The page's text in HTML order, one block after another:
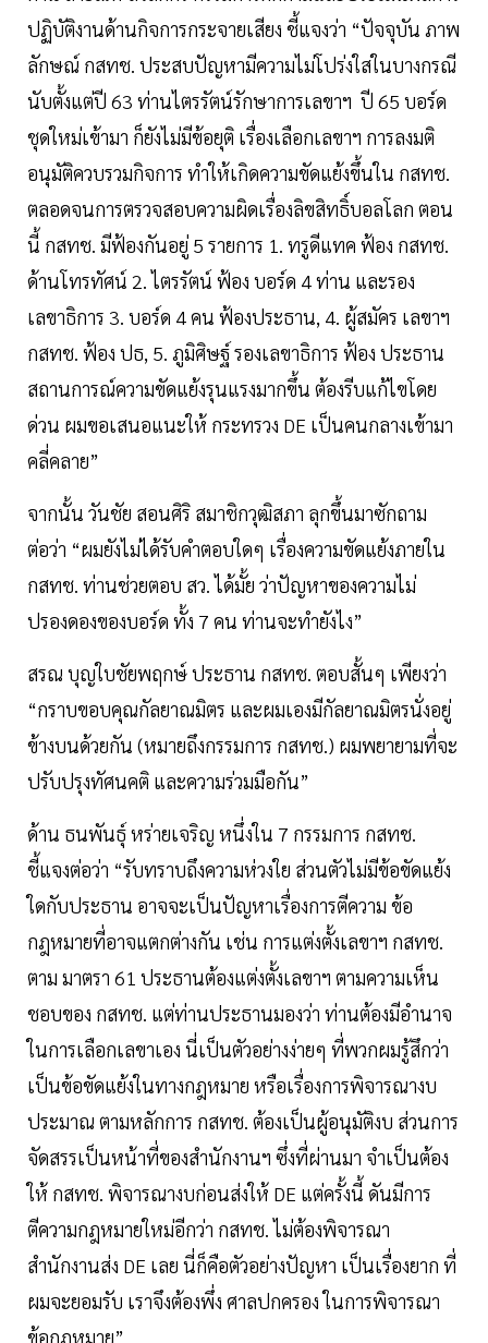
ปฏิบัติงานด้านกิจการกระจายเสียง ชี้แจงว่า “ปัจจุบัน ภาพ
ลักษณ์ กสทช. ประสบปัญหามีความไม่โปร่งใสในบางกรณี
นับตั้งแต่ปี 63 ท่านไตรรัตน์รักษาการเลขาฯ ปี 65 บอร์ด
ชุดใหม่เข้ามา ก็ยังไม่มีข้อยุติ เรื่องเลือกเลขาฯ การลงมติ
อนุมัติควบรวมกิจการ ทำให้เกิดความขัดแย้งขึ้นใน กสทช.
ตลอดจนการตรวจสอบความผิดเรื่องลิขสิทธิ์บอลโลก ตอน
นี้ กสทช. มีฟ้องกันอยู่ 5 รายการ 1. ทรูดีแทค ฟ้อง กสทช.
ด้านโทรทัศน์ 2. ไตรรัตน์ ฟ้อง บอร์ด 4 ท่าน และรอง
เลขาธิการ 3. บอร์ด 4 คน ฟ้องประธาน, 4. ผู้สมัคร เลขาฯ
กสทช. ฟ้อง ปธ, 5. ภูมิศิษฐ์ รองเลขาธิการ ฟ้อง ประธาน
สถานการณ์ความขัดแย้งรุนแรงมากขึ้น ต้องรีบแก้ไขโดย
ด่วน ผมขอเสนอแนะให้ กระทรวง DE เป็นคนกลางเข้ามา
คลี่คลาย”
จากนั้น วันชัย สอนศิริ สมาชิกวุฒิสภา ลุกขึ้นมาซักถาม
ต่อว่า “ผมยังไม่ได้รับคำตอบใดๆ เรื่องความขัดแย้งภายใน
กสทช. ท่านช่วยตอบ สว. ได้มั้ย ว่าปัญหาของความไม่
ปรองดองของบอร์ด ทั้ง 7 คน ท่านจะทำยังไง”
สรณ บุญใบชัยพฤกษ์ ประธาน กสทช. ตอบสั้นๆ เพียงว่า
“กราบขอบคุณกัลยาณมิตร และผมเองมีกัลยาณมิตรนั่งอยู่
ข้างบนด้วยกัน (หมายถึงกรรมการ กสทช.) ผมพยายามที่จะ
ปรับปรุงทัศนคติ และความร่วมมือกัน”
ด้าน ธนพันธุ์ หร่ายเจริญ หนึ่งใน 7 กรรมการ กสทช.
ชี้แจงต่อว่า “รับทราบถึงความห่วงใย ส่วนตัวไม่มีข้อขัดแย้ง
ใดกับประธาน อาจจะเป็นปัญหาเรื่องการตีความ ข้อ
กฎหมายที่อาจแตกต่างกัน เช่น การแต่งตั้งเลขาฯ กสทช.
ตาม มาตรา 61 ประธานต้องแต่งตั้งเลขาฯ ตามความเห็น
ชอบของ กสทช. แต่ท่านประธานมองว่า ท่านต้องมีอำนาจ
ในการเลือกเลขาเอง นี่เป็นตัวอย่างง่ายๆ ที่พวกผมรู้สึกว่า
เป็นข้อขัดแย้งในทางกฎหมาย หรือเรื่องการพิจารณางบ
ประมาณ ตามหลักการ กสทช. ต้องเป็นผู้อนุมัติงบ ส่วนการ
จัดสรรเป็นหน้าที่ของสำนักงานฯ ซึ่งที่ผ่านมา จำเป็นต้อง
ให้ กสทช. พิจารณางบก่อนส่งให้ DE แต่ครั้งนี้ ดันมีการ
ตีความกฎหมายใหม่อีกว่า กสทช. ไม่ต้องพิจารณา
สำนักงานส่ง DE เลย นี่ก็คือตัวอย่างปัญหา เป็นเรื่องยาก ที่
ผมจะยอมรับ เราจึงต้องพึ่ง ศาลปกครอง ในการพิจารณา
ข้อกฎหมาย”